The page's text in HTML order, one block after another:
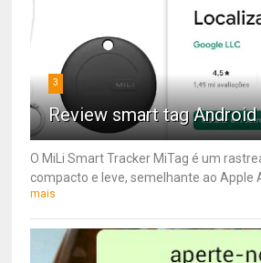
3
Review smart tag
O MiLi Smart Tracker MiTag é um
compacto e leve, semelhante ao Apple
mais